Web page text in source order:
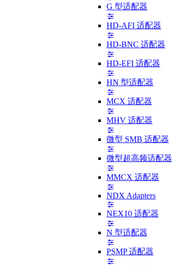
G 型适配器
HD-AFI 适配器
HD-BNC 适配器
HD-EFI 适配器
HN 型适配器
MCX 适配器
MHV 适配器
微型 SMB 适配器
微型超高频适配器
MMCX 适配器
NDX Adapters
NEX10 适配器
N 型适配器
PSMP 适配器